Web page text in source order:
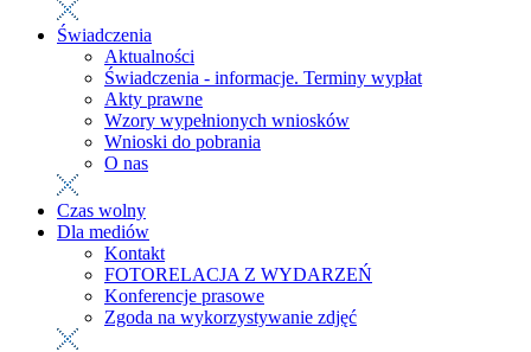
Świadczenia
Aktualności
Świadczenia - informacje. Terminy wypłat
Akty prawne
Wzory wypełnionych wniosków
Wnioski do pobrania
O nas
Czas wolny
Dla mediów
Kontakt
FOTORELACJA Z WYDARZEŃ
Konferencje prasowe
Zgoda na wykorzystywanie zdjęć